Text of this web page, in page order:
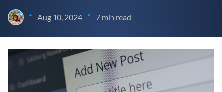
• Aug 10, 2024 • 7 min read